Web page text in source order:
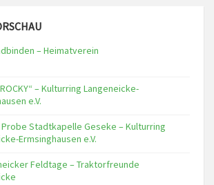
– Heimatverein
– Kulturring Langeneicke-
e.V.
Stadtkapelle Geseke – Kulturring
Ermsinghausen e.V.
Feldtage – Traktorfreunde